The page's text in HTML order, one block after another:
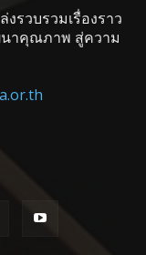
รวบรวมเรื่องราว
นาคุณภาพ สู่ความ